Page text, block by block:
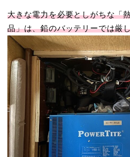
大きな電力を必要としがちな「
品」は、鉛のバッテリーでは厳